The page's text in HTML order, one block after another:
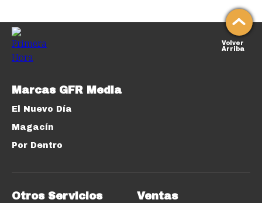
Volver
Arriba
Marcas GFR Media
El Nuevo Día
Magacín
Por Dentro
Otros Servicios Ventas